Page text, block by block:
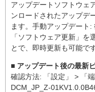
アップデートソフトウェ
ンロードされたアップデ
ます。手動アップデート
「ソフトウェア更新」を
とで、即時更新も可能です
■ アップデート後の最新
確認方法: 「設定」 > 「
DCM_JP_Z-